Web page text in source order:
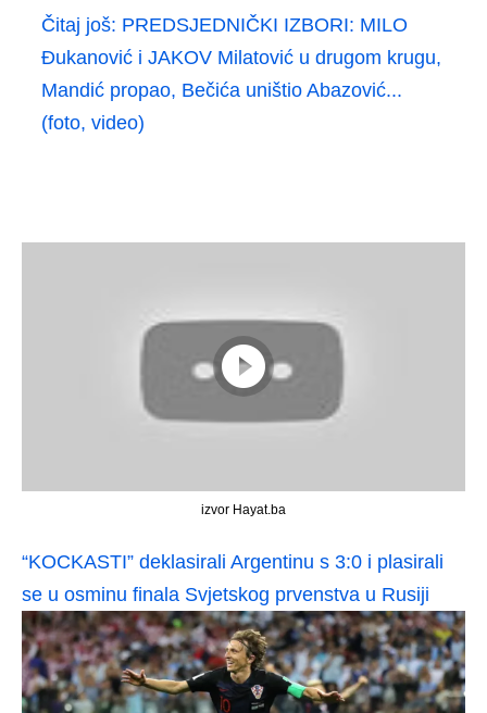
Čitaj još: PREDSJEDNIČKI IZBORI: MILO
Đukanović i JAKOV Milatović u drugom krugu,
Mandić propao, Bečića uništio Abazović...
(foto, video)
izvor Hayat.ba
“KOCKASTI” deklasirali Argentinu s 3:0 i plasirali
se u osminu finala Svjetskog prvenstva u Rusiji